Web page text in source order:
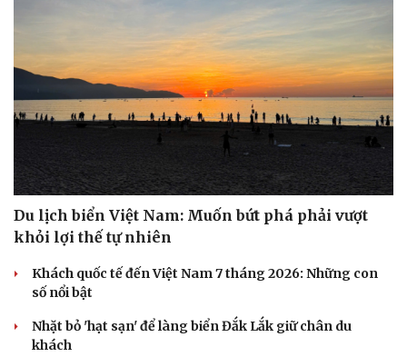
Văn hóa
Du lịch biển Việt Nam: Muốn bứt phá phải vượt
khỏi lợi thế tự nhiên
Khách quốc tế đến Việt Nam 7 tháng 2026: Những con
số nổi bật
Nhặt bỏ 'hạt sạn' để làng biển Đắk Lắk giữ chân du
khách